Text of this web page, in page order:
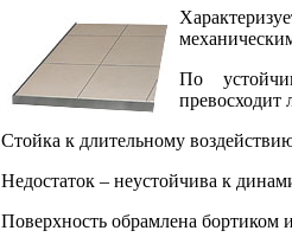
По
Стойка к длительному
Недостаток – неустойчива к
Поверхность обрамлена бортиком